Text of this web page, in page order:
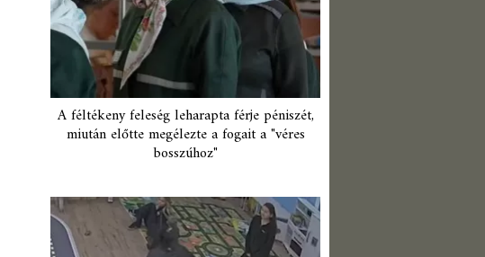
A féltékeny feleség leharapta férje péniszét,
miután előtte megélezte a fogait a "véres
bosszúhoz"